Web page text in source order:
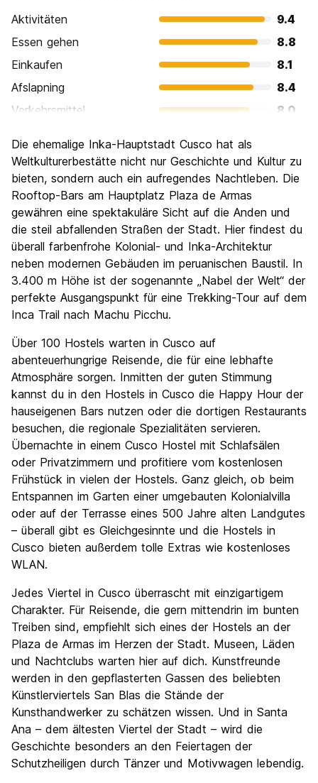
Aktivitäten
9.4
Essen gehen
8.8
Einkaufen
8.1
Afslapning
8.4
Verkehrsmittel
8.0
Kultur
9.5
Nachtleben / Party
8.0
Preis-Leistungsverhältnis
Die ehemalige Inka-Hauptstadt Cusco hat als
Weltkulturerbestätte nicht nur Geschichte und Kultur zu
bieten, sondern auch ein aufregendes Nachtleben. Die
Rooftop-Bars am Hauptplatz Plaza de Armas
gewähren eine spektakuläre Sicht auf die Anden und
die steil abfallenden Straßen der Stadt. Hier findest du
überall farbenfrohe Kolonial- und Inka-Architektur
neben modernen Gebäuden im peruanischen Baustil. In
3.400 m Höhe ist der sogenannte „Nabel der Welt“ der
perfekte Ausgangspunkt für eine Trekking-Tour auf dem
Inca Trail nach Machu Picchu.
Über 100 Hostels warten in Cusco auf
abenteuerhungrige Reisende, die für eine lebhafte
Atmosphäre sorgen. Inmitten der guten Stimmung
kannst du in den Hostels in Cusco die Happy Hour der
hauseigenen Bars nutzen oder die dortigen Restaurants
besuchen, die regionale Spezialitäten servieren.
Übernachte in einem Cusco Hostel mit Schlafsälen
oder Privatzimmern und profitiere vom kostenlosen
Frühstück in vielen der Hostels. Ganz gleich, ob beim
Entspannen im Garten einer umgebauten Kolonialvilla
oder auf der Terrasse eines 500 Jahre alten Landgutes
– überall gibt es Gleichgesinnte und die Hostels in
Cusco bieten außerdem tolle Extras wie kostenloses
WLAN.
Jedes Viertel in Cusco überrascht mit einzigartigem
Charakter. Für Reisende, die gern mittendrin im bunten
Treiben sind, empfiehlt sich eines der Hostels an der
Plaza de Armas im Herzen der Stadt. Museen, Läden
und Nachtclubs warten hier auf dich. Kunstfreunde
werden in den gepflasterten Gassen des beliebten
Künstlerviertels San Blas die Stände der
Kunsthandwerker zu schätzen wissen. Und in Santa
Ana – dem ältesten Viertel der Stadt – wird die
Geschichte besonders an den Feiertagen der
Schutzheiligen durch Tänzer und Motivwagen lebendig.